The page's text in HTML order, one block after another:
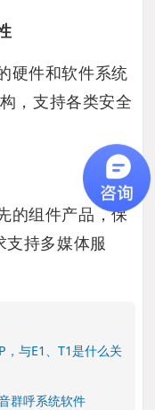
硬件和软件系统
，支持各类安全
的组件产品，保
持多媒体服
，与E1、T1是什么关
群呼系统软件